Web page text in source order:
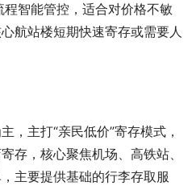
智能管控，适合对价格不敏
航站楼短期快速寄存或需要人
，主打“亲民低价”寄存模式，
存，核心聚焦机场、高铁站、
主要提供基础的行李存取服